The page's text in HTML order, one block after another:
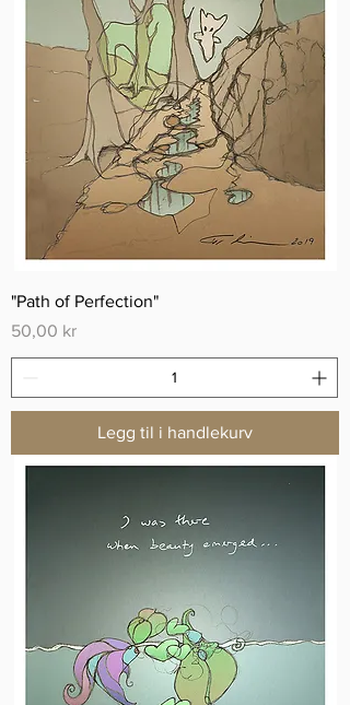
"Path of Perfection"
Pris
50,00 kr
Legg til i handlekurv